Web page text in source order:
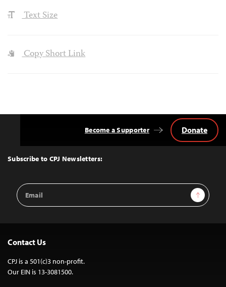
Text Size
Copy Short Link
Top
Subscribe to CPJ Newsletters:
Email
Address
Sign Up
Become a Supporter Donate
Contact Us
CPJ is a 501(c)3 non-profit.
Our EIN is 13-3081500.